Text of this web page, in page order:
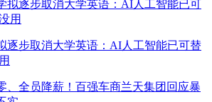
逐步取消大学英语：AI人工智能已可替